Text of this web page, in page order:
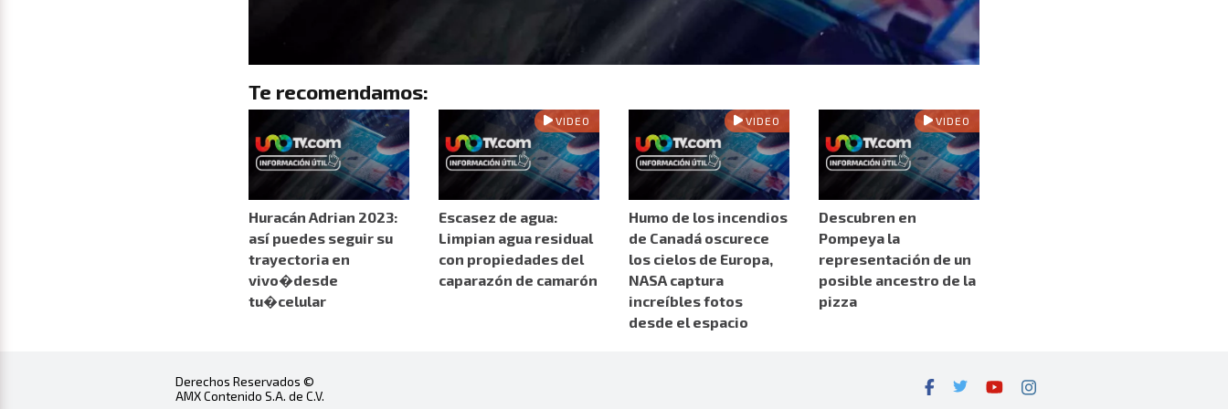
Te recomendamos:
Huracán Adrian 2023:
así puedes seguir su
trayectoria en
vivo�desde
tu�celular
VIDEO
Escasez de agua:
Limpian agua residual
con propiedades del
caparazón de camarón
VIDEO
Humo de los incendios
de Canadá oscurece
los cielos de Europa,
NASA captura
increíbles fotos
desde el espacio
VIDEO
Descubren en
Pompeya la
representación de un
posible ancestro de la
pizza
Derechos Reservados ©
AMX Contenido S.A. de C.V.